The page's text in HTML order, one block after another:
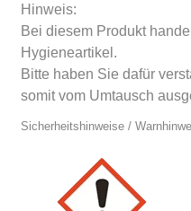
Hinweis:
Bei diesem Produkt
Hygieneartikel.
Bitte haben Sie dafür
somit vom Umtausch
Sicherheitshinweise /